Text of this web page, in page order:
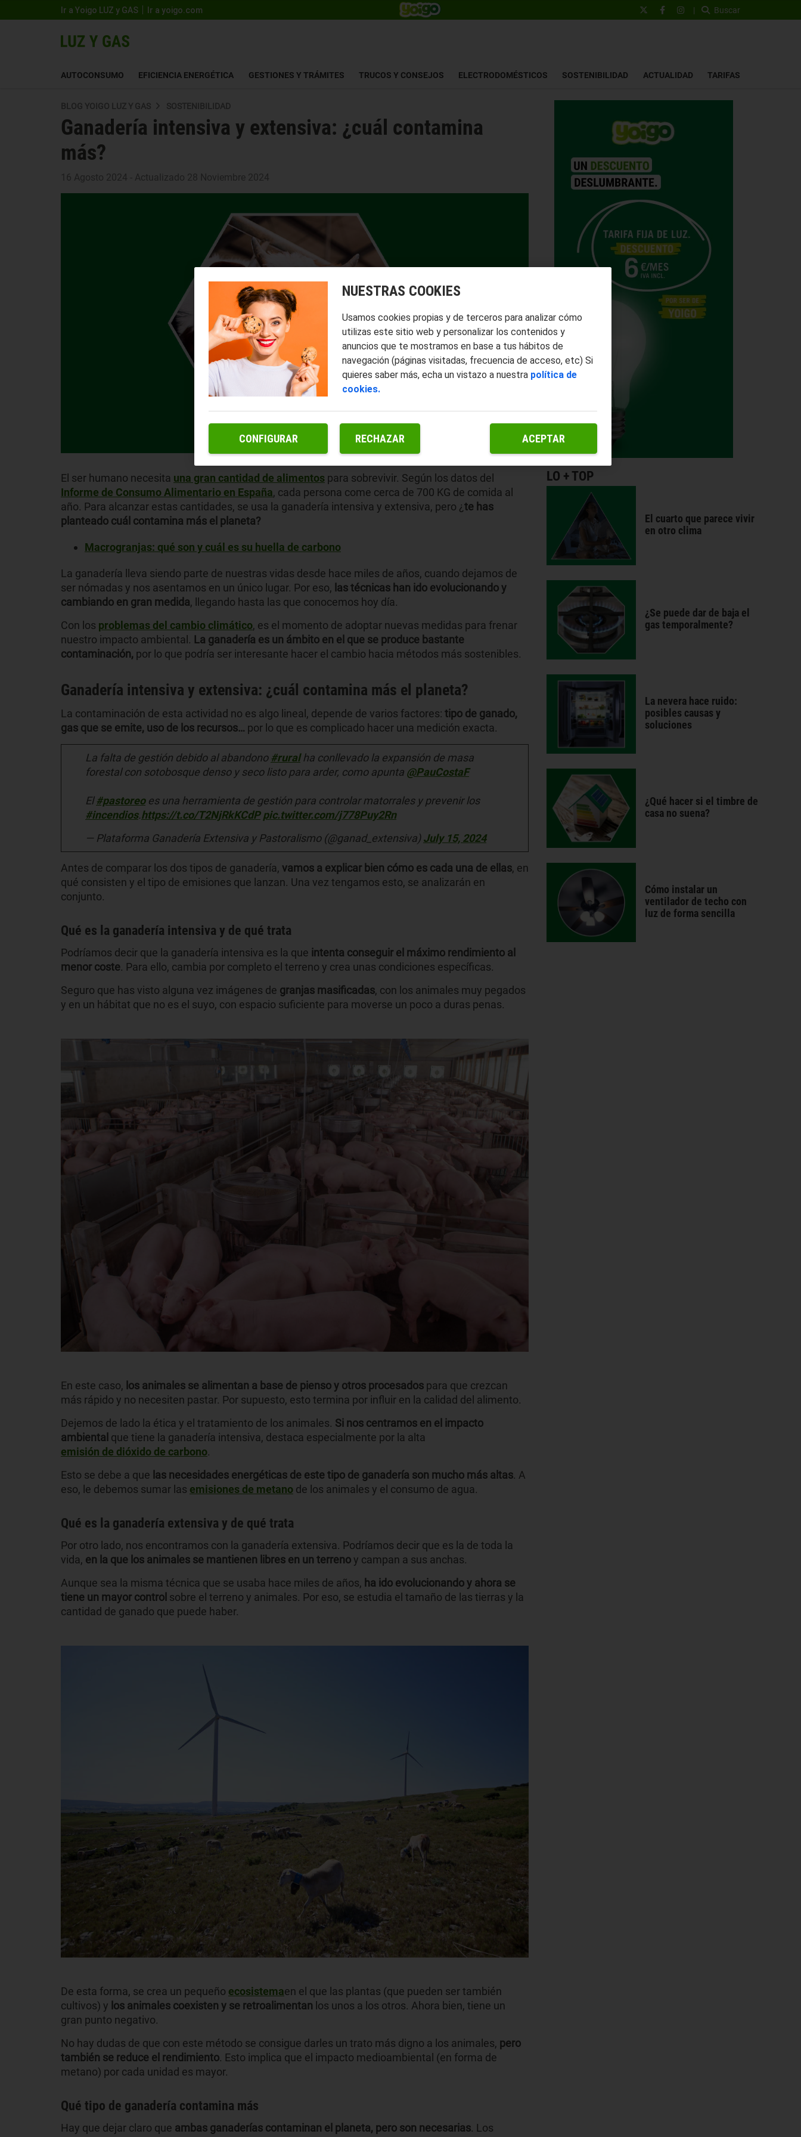
Ir a Yoigo LUZ y GAS Ir a yoigo.com | Buscar
AUTOCONSUMO EFICIENCIA ENERGÉTICA GESTIONES Y TRÁMITES TRUCOS Y CONSEJOS ELECTRODOMÉSTICOS SOSTENIBILIDAD ACTUALIDAD TARIFAS
BLOG YOIGO LUZ Y GAS SOSTENIBILIDAD
Ganadería intensiva y extensiva: ¿cuál contamina
más?
16 Agosto 2024 - Actualizado 28 Noviembre 2024
El ser humano necesita una gran cantidad de alimentos para sobrevivir. Según los datos del
Informe de Consumo Alimentario en España, cada persona come cerca de 700 KG de comida al
año. Para alcanzar estas cantidades, se usa la ganadería intensiva y extensiva, pero ¿te has
planteado cuál contamina más el planeta?
Macrogranjas: qué son y cuál es su huella de carbono
La ganadería lleva siendo parte de nuestras vidas desde hace miles de años, cuando dejamos de
ser nómadas y nos asentamos en un único lugar. Por eso, las técnicas han ido evolucionando y
cambiando en gran medida, llegando hasta las que conocemos hoy día.
Con los problemas del cambio climático, es el momento de adoptar nuevas medidas para frenar
nuestro impacto ambiental. La ganadería es un ámbito en el que se produce bastante
contaminación, por lo que podría ser interesante hacer el cambio hacia métodos más sostenibles.
Ganadería intensiva y extensiva: ¿cuál contamina más el planeta?
La contaminación de esta actividad no es algo lineal, depende de varios factores: tipo de ganado,
gas que se emite, uso de los recursos… por lo que es complicado hacer una medición exacta.
La falta de gestión debido al abandono #ruralha conllevado la expansión de masa
forestal con sotobosque denso y seco listo para arder, como apunta @PauCostaF
El#pastoreoes una herramienta de gestión para controlar matorrales y prevenir los
#incendios.https://t.co/T2NjRkKCdP pic.twitter.com/j778Puy2Rn
— Plataforma Ganadería Extensiva y Pastoralismo (@ganad_extensiva)July 15, 2024
Antes de comparar los dos tipos de ganadería, vamos a explicar bien cómo es cada una de ellas, en
qué consisten y el tipo de emisiones que lanzan. Una vez tengamos esto, se analizarán en
conjunto.
Qué es la ganadería intensiva y de qué trata
Podríamos decir que la ganadería intensiva es la que intenta conseguir el máximo rendimiento al
menor coste. Para ello, cambia por completo el terreno y crea unas condiciones específicas.
Seguro que has visto alguna vez imágenes de granjas masificadas, con los animales muy pegados
y en un hábitat que no es el suyo, con espacio suficiente para moverse un poco a duras penas.
En este caso, los animales se alimentan a base de pienso y otros procesados para que crezcan
más rápido y no necesiten pastar. Por supuesto, esto termina por influir en la calidad del alimento.
Dejemos de lado la ética y el tratamiento de los animales. Si nos centramos en el impacto
ambiental que tiene la ganadería intensiva, destaca especialmente por la alta
emisión de dióxido de carbono.
Esto se debe a que las necesidades energéticas de este tipo de ganadería son mucho más altas. A
eso, le debemos sumar las emisiones de metano de los animales y el consumo de agua.
Qué es la ganadería extensiva y de qué trata
Por otro lado, nos encontramos con la ganadería extensiva. Podríamos decir que es la de toda la
vida, en la que los animales se mantienen libres en un terrenoy campan a sus anchas.
Aunque sea la misma técnica que se usaba hace miles de años, ha ido evolucionando y ahora se
tiene un mayor control sobre el terreno y animales. Por eso, se estudia el tamaño de las tierras y la
cantidad de ganado que puede haber.
De esta forma, se crea un pequeño ecosistemaen el que las plantas (que pueden ser también
cultivos) y los animales coexisten y se retroalimentan los unos a los otros. Ahora bien, tiene un
gran punto negativo.
No hay dudas de que con este método se consigue darles un trato más digno a los animales, pero
también se reduce el rendimiento. Esto implica que el impacto medioambiental (en forma de
metano) por cada unidad es mayor.
Qué tipo de ganadería contamina más
Hay que dejar claro que ambas ganaderías contaminan el planeta, pero son necesarias. Los
LO + TOP
El cuarto que parece vivir
en otro clima
¿Se puede dar de baja el
gas temporalmente?
La nevera hace ruido:
posibles causas y
soluciones
¿Qué hacer si el timbre de
casa no suena?
Cómo instalar un
ventilador de techo con
luz de forma sencilla
NUESTRAS COOKIES
Usamos cookies propias y de terceros para analizar cómo
utilizas este sitio web y personalizar los contenidos y
anuncios que te mostramos en base a tus hábitos de
navegación (páginas visitadas, frecuencia de acceso, etc) Si
quieres saber más, echa un vistazo a nuestra política de
cookies.
CONFIGURAR RECHAZAR ACEPTAR